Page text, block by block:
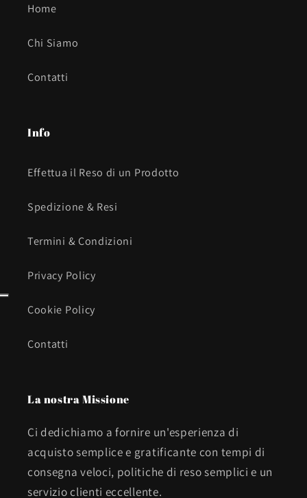
Home
Chi Siamo
Contatti
Info
Effettua il Reso di un Prodotto
Spedizione & Resi
Termini & Condizioni
Privacy Policy
Cookie Policy
Contatti
La nostra Missione
Ci dedichiamo a fornire un'esperienza di
acquisto semplice e gratificante con tempi di
consegna veloci, politiche di reso semplici e un
servizio clienti eccellente.